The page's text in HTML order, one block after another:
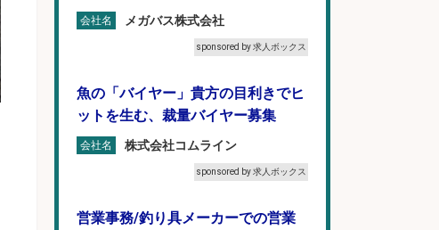
会社名 メガバス株式会社
sponsored by 求人ボックス
魚の「バイヤー」貴方の目利きでヒ
ットを生む、裁量バイヤー募集
会社名 株式会社コムライン
sponsored by 求人ボックス
営業事務/釣り具メーカーでの営業